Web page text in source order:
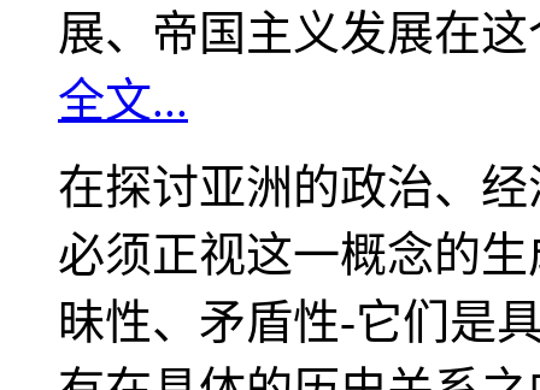
展、帝国主义发展在
全文...
在探讨亚洲的政治、
必须正视这一概念的
昧性、矛盾性-它们是